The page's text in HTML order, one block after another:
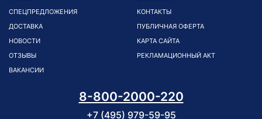
СПЕЦПРЕДЛОЖЕНИЯ
ДОСТАВКА
НОВОСТИ
ОТЗЫВЫ
ВАКАНСИИ
КОНТАКТЫ
ПУБЛИЧНАЯ ОФЕРТА
КАРТА САЙТА
РЕКЛАМАЦИОННЫЙ АКТ
8-800-2000-220
+7 (495) 979-59-95